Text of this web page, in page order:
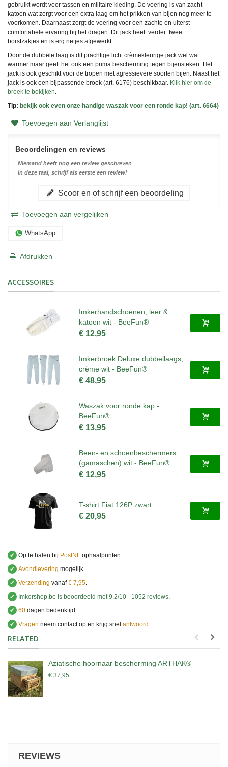
gebruikt wordt voor tassen en militaire kleding. De voering is van zacht
katoen wat zorgt voor een extra laag om het prikken van bijen nog meer te
voorkomen. Daarnaast zorgt de voering voor een zachte en uiterst
comfortabele ervaring bij het dragen. Dit jack heeft verder twee
borstzakjes en is erg netjes afgewerkt.
Door de dubbele laag is dit prachtige licht crèmekleurige jack wel wat
warmer maar geeft het ook een prima bescherming tegen bijensteken. Het
jack is ook geschikt voor de tropen met agressievere soorten bijen. Naast het
jack is ook een bijpassende broek (art. 6176) beschikbaar. Klik hier om de
broek te bekijken
Tip: bekijk ook even onze handige waszak voor een ronde kap! (art. 6664)
Toevoegen aan Verlanglijst
Beoordelingen en reviews
Niemand heeft nog een review geschreven
in deze taal, schrijf als eerste een review!
Scoor en of schrijf een beoordeling
Toevoegen aan vergelijken
WhatsApp
Afdrukken
ACCESSOIRES
Imkerhandschoenen, leer &
katoen wit - BeeFun®
€ 12,95
Imkerbroek Deluxe dubbellaags,
crème wit - BeeFun®
€ 48,95
Waszak voor ronde kap -
BeeFun®
€ 13,95
Been- en schoenbeschermers
(gamaschen) wit - BeeFun®
€ 12,95
T-shirt Fiat 126P zwart
€ 20,95
✔ Op te halen bij PostNL ophaalpunten.
✔ Avondlevering mogelijk.
✔ Verzending vanaf€ 7,95
✔
Imkershop.be is beoordeeld met 9.2/10 - 1052 reviews
✔ 60 dagen bedenktijd.
✔ Vragen neem contact op en krijg snel antwoord
RELATED
Aziatische hoornaar bescherming ARTHAK®
€ 37,95
REVIEWS